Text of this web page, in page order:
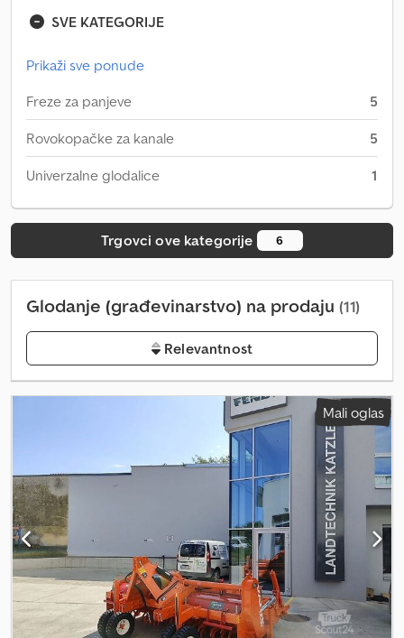
SVE KATEGORIJE
Prikaži sve ponude
Freze za panjeve
5
Rovokopačke za kanale 5
Univerzalne glodalice 1
Trgovci ove kategorije 6
Glodanje (građevinarstvo) na prodaju (11)
Relevantnost
Mali oglas